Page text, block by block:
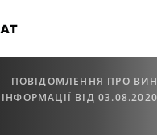
ПОВІДОМЛЕННЯ ПРО
ВІД